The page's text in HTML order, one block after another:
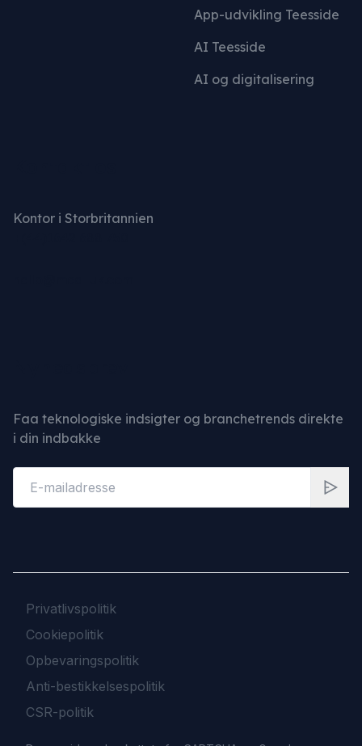
App-udvikling Teesside
AI Teesside
AI og digitalisering
Kontor i Storbritannien
Faa teknologiske indsigter og branchetrends direkte
i din indbakke
Privatlivspolitik
Cookiepolitik
Opbevaringspolitik
Anti-bestikkelsespolitik
CSR-politik